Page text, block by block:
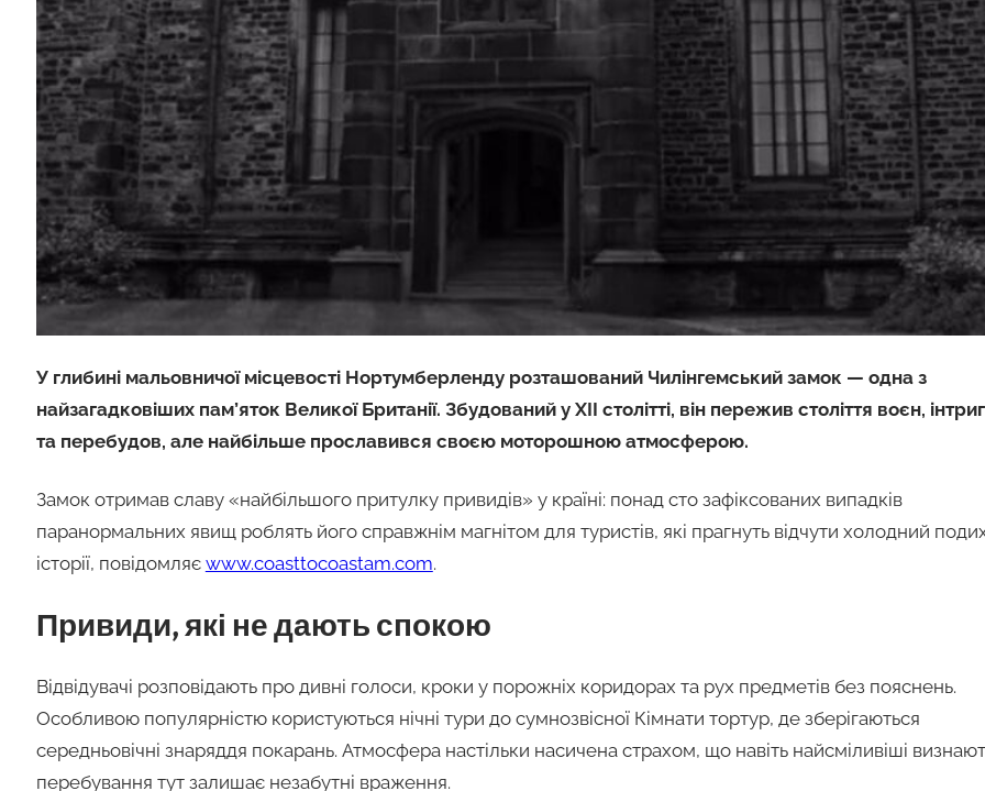
У глибині мальовничої місцевості Нортумберленду розташований Чилінгемський замок — одна з
найзагадковіших пам’яток Великої Британії. Збудований у XII столітті, він пережив століття воєн, інтриг
та перебудов, але найбільше прославився своєю моторошною атмосферою.
Замок отримав славу «найбільшого притулку привидів» у країні: понад сто зафіксованих випадків
паранормальних явищ роблять його справжнім магнітом для туристів, які прагнуть відчути холодний
історії, повідомляє www.coasttocoastam.com.
Привиди, які не дають спокою
Відвідувачі розповідають про дивні голоси, кроки у порожніх коридорах та рух предметів без пояснень.
Особливою популярністю користуються нічні тури до сумнозвісної Кімнати тортур, де зберігаються
середньовічні знаряддя покарань. Атмосфера настільки насичена страхом, що навіть найсміливіші
перебування тут залишає незабутні враження.